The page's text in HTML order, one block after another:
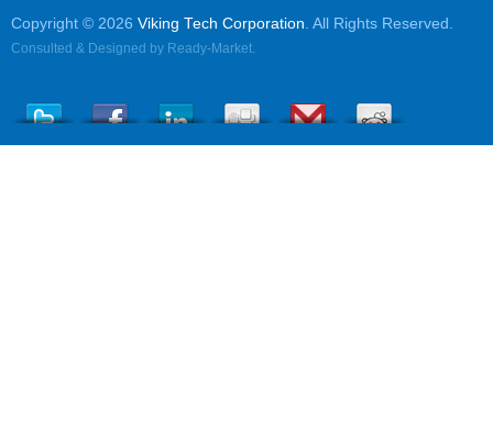
Copyright © 2026 Viking Tech Corporation . All Rights Reserved.
Consulted & Designed by Ready-Market